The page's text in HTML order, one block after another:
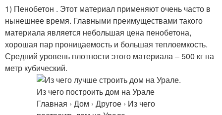
1) Пенобетон . Этот материал применяют очень часто в
нынешнее время. Главными преимуществами такого
материала является небольшая цена пенобетона,
хорошая пар проницаемость и большая теплоемкость.
Средний уровень плотности этого материала – 500 кг на
метр кубический.